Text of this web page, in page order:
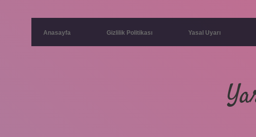
Anasayfa Gizlilik Politikası Yasal Uyarı